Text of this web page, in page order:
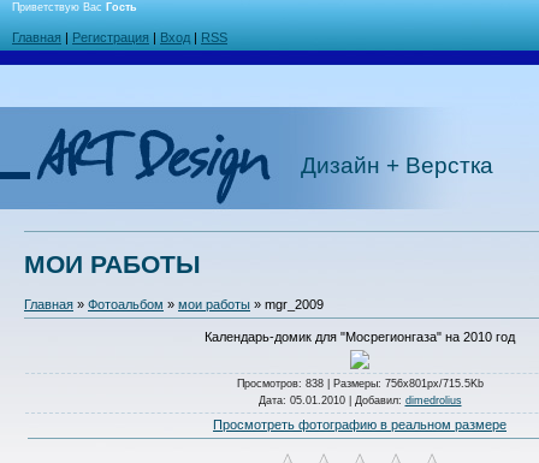
Приветствую Вас Гость
Главная | Регистрация | Вход | RSS
Дизайн + Верстка
МОИ РАБОТЫ
Главная » Фотоальбом » мои работы » mgr_2009
Календарь-домик для "Мосрегионгаза" на 2010 год
Просмотров: 838 | Размеры: 756x801px/715.5Kb
Дата: 05.01.2010 | Добавил: dimedrolius
Просмотреть фотографию в реальном размере